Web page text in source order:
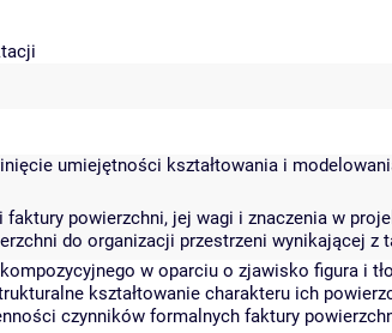
umiejętności kształtowania i
powierzchni, jej wagi i znaczenia w
do organizacji przestrzeni wynikającej
w oparciu o zjawisko figura i
kształtowanie charakteru ich
czynników formalnych faktury